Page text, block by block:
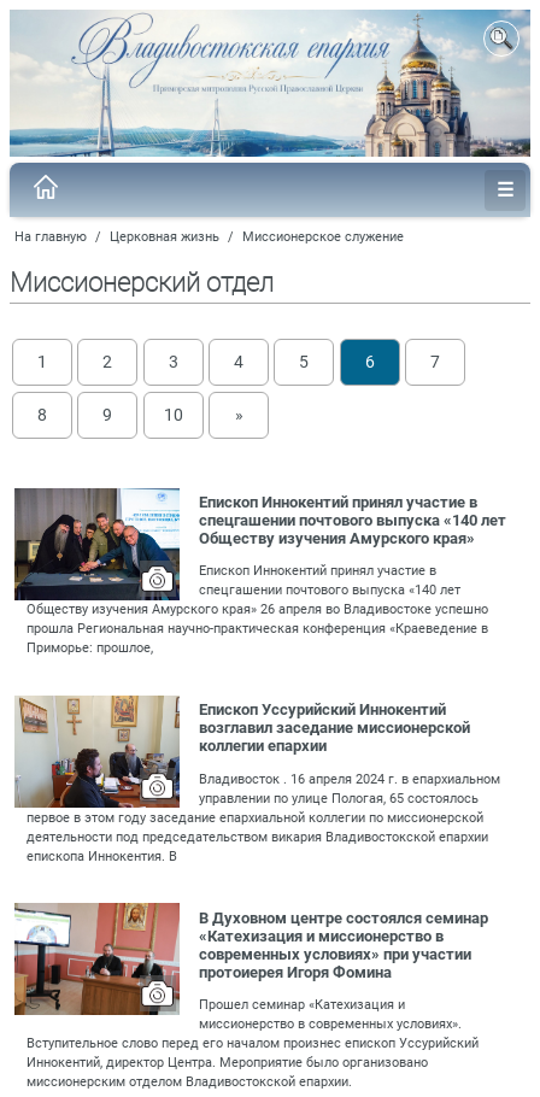
На главную / Церковная жизнь / Миссионерское служение
Миссионерский отдел
1 2 3 4 5 6 7
8 9 10 »
Епископ Иннокентий принял участие в
спецгашении почтового выпуска «140 лет
Обществу изучения Амурского края»
Епископ Иннокентий принял участие в
спецгашении почтового выпуска «140 лет
Обществу изучения Амурского края» 26 апреля во Владивостоке успешно
прошла Региональная научно-практическая конференция «Краеведение в
Приморье: прошлое,
Епископ Уссурийский Иннокентий
возглавил заседание миссионерской
коллегии епархии
Владивосток . 16 апреля 2024 г. в епархиальном
управлении по улице Пологая, 65 состоялось
первое в этом году заседание епархиальной коллегии по миссионерской
деятельности под председательством викария Владивостокской епархии
епископа Иннокентия. В
В Духовном центре состоялся семинар
«Катехизация и миссионерство в
современных условиях» при участии
протоиерея Игоря Фомина
Прошел семинар «Катехизация и
миссионерство в современных условиях».
Вступительное слово перед его началом произнес епископ Уссурийский
Иннокентий, директор Центра. Мероприятие было организовано
миссионерским отделом Владивостокской епархии.